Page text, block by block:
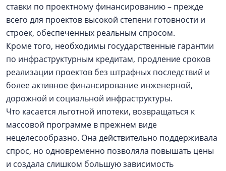
ставки по проектному финансированию – прежде
всего для проектов высокой степени готовности и
строек, обеспеченных реальным спросом.
Кроме того, необходимы государственные гарантии
по инфраструктурным кредитам, продление сроков
реализации проектов без штрафных последствий и
более активное финансирование инженерной,
дорожной и социальной инфраструктуры.
Что касается льготной ипотеки, возвращаться к
массовой программе в прежнем виде
нецелесообразно. Она действительно поддерживала
спрос, но одновременно позволяла повышать цены
и создала слишком большую зависимость